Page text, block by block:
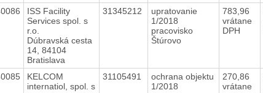
ISS Facility
Services spol. s
r.o.
Dúbravská cesta
14, 84104
Bratislava
31345212
upratovanie
1/2018
pracovisko
Štúrovo
783,96
vrátane
DPH
KELCOM
internatiol, spol. s
31105491
ochrana objektu
1/2018
270,86
vrátane